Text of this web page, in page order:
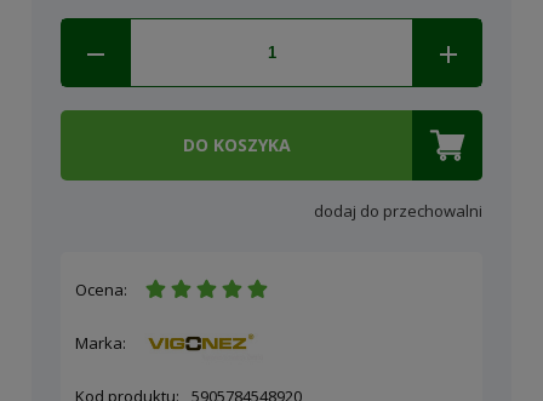
DO KOSZYKA
dodaj do przechowalni
Ocena:
Marka:
Kod produktu: 5905784548920